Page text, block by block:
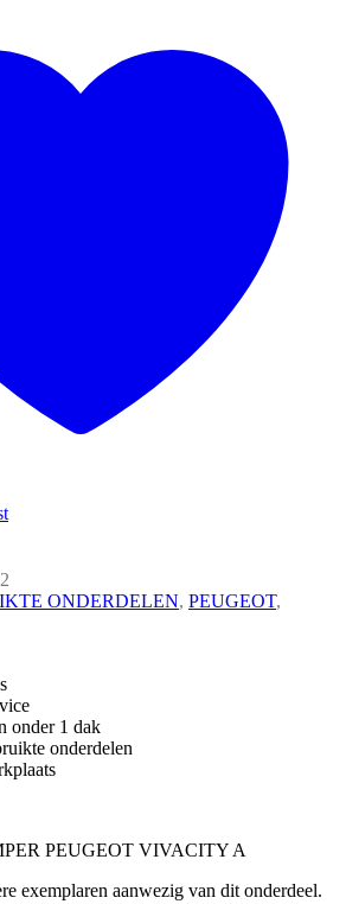
ONDERDELEN, PEUGEOT,
onder 1 dak
onderdelen
PEUGEOT VIVACITY A
exemplaren aanwezig van dit onderdeel.